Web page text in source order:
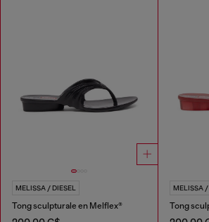
MELISSA / DIESEL
Tong sculpturale en Melflex®
MELISSA /
Tong